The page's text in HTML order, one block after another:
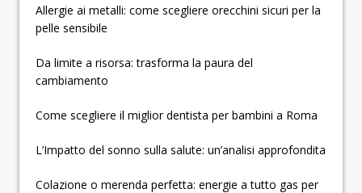
Allergie ai metalli: come scegliere orecchini sicuri per la
pelle sensibile
Da limite a risorsa: trasforma la paura del
cambiamento
Come scegliere il miglior dentista per bambini a Roma
L’Impatto del sonno sulla salute: un’analisi approfondita
Colazione o merenda perfetta: energie a tutto gas per